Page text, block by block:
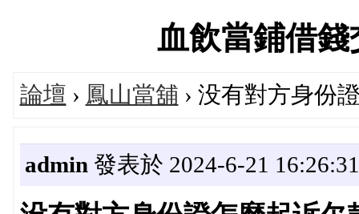
血飲當鋪借
論壇 › 鳳山當舖 › 没有對方身份
admin 發表於 2024-6-21 16:26:31